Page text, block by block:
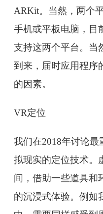
ARKit。当然，两个
手机或平板电脑，目
支持这两个平台。当
到来，届时应用程序
的因素。
VR定位
我们在2018年讨论
拟现实的定位技术。
间，借助一些道具和
的沉浸式体验。例如